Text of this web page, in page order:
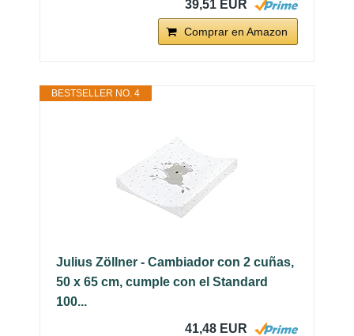
39,51 EUR
Comprar en Amazon
BESTSELLER NO. 4
Julius Zöllner - Cambiador con 2 cuñas,
50 x 65 cm, cumple con el Standard
100...
41,48 EUR